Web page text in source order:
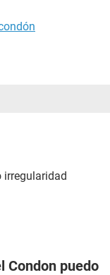
irregularidad
Condon puedo